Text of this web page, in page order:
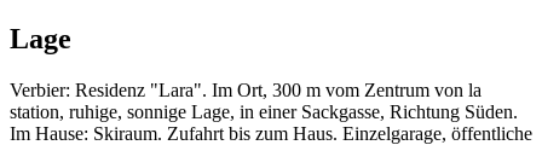
Lage
Verbier: Residenz "Lara". Im Ort, 300 m vom Zentrum von la
station, ruhige, sonnige Lage, in einer Sackgasse, Richtung Süden.
Im Hause: Skiraum. Zufahrt bis zum Haus. Einzelgarage, öffentliche